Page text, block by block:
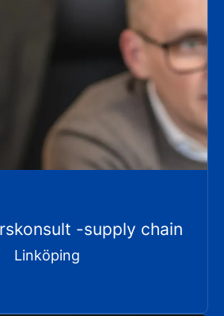
-supply chain
Linköping